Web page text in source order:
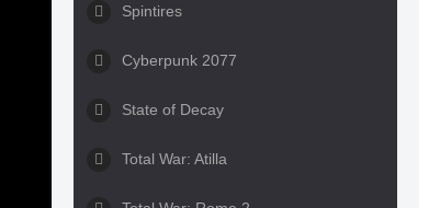
Spintires
Cyberpunk 2077
State of Decay
Total War: Atilla